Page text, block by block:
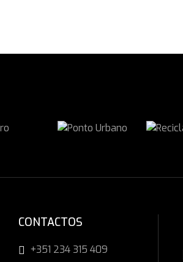
CONTACTOS
+351 234 315 409